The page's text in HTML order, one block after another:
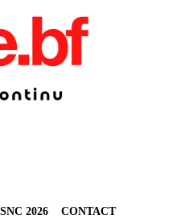
SNC 2026 CONTACT